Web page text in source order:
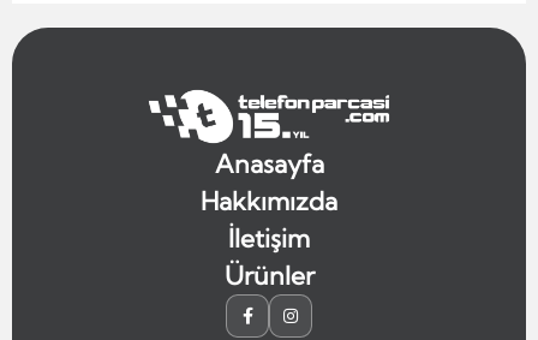
Anasayfa
Hakkımızda
İletişim
Ürünler